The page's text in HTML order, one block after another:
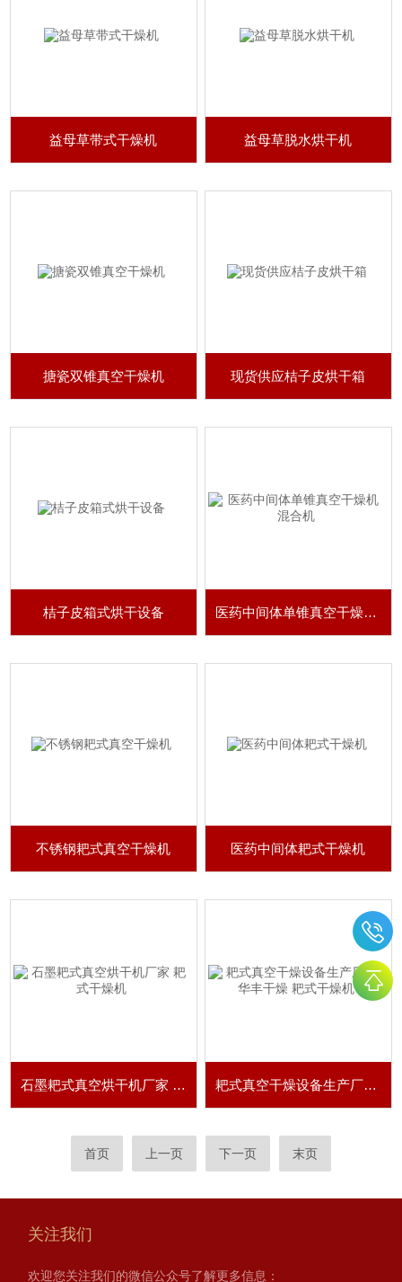
益母草带式干燥机 益母草脱水烘干机
搪瓷双锥真空干燥机 现货供应桔子皮烘干箱
桔子皮箱式烘干设备 医药中间体单锥真空干燥机 混合机
不锈钢耙式真空干燥机 医药中间体耙式干燥机
石墨耙式真空烘干机厂家 耙式干燥机 耙式真空干燥设备生产厂家-华丰干燥 耙式干燥机
首页 上一页 下一页 末页
关注我们
欢迎您关注我们的微信公众号了解更多信息：